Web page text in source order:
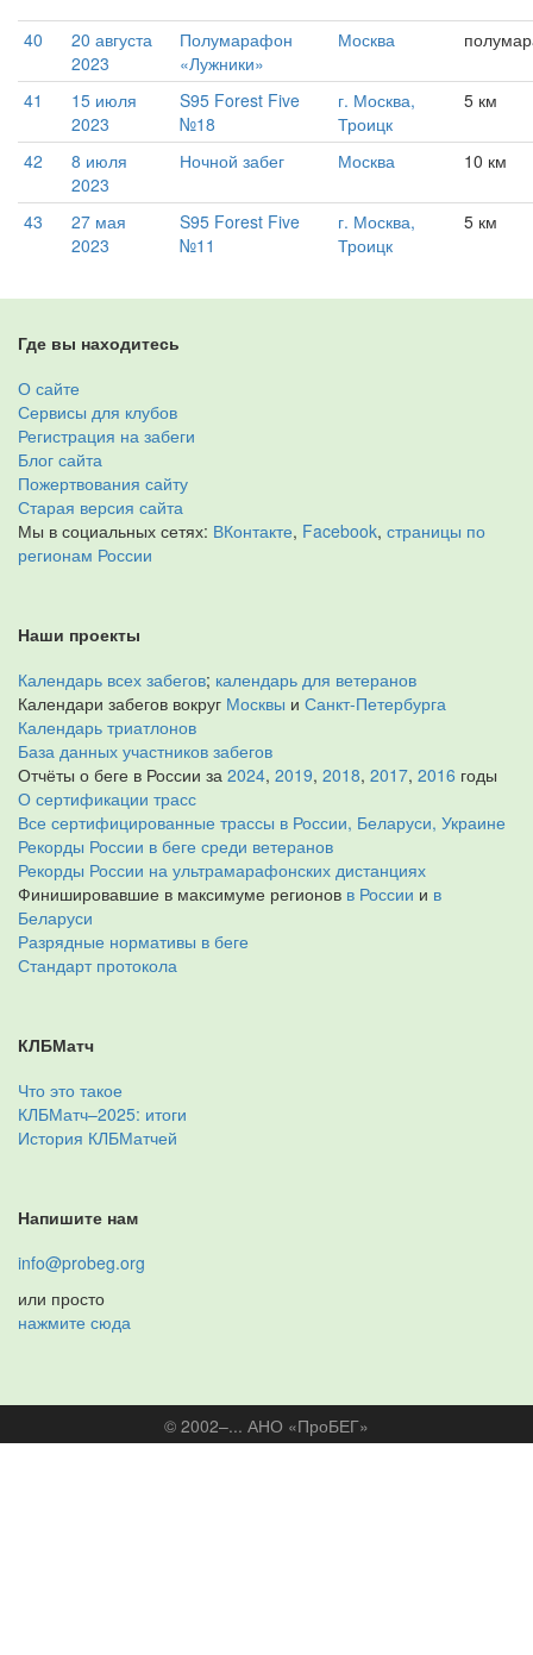
40
20 августа
2023
Полумарафон
«Лужники»
Москва
41
15 июля
2023
S95 Forest Five
№18
г. Москва,
Троицк
5 км
42
8 июля
2023
Ночной забег Москва 10 км
43
27 мая
2023
S95 Forest Five
№11
г. Москва,
Троицк
5 км
Где вы находитесь
О сайте
Сервисы для клубов
Регистрация на забеги
Блог сайта
Пожертвования сайту
Старая версия сайта
Мы в социальных сетях: ВКонтакте, Facebook, страницы по
регионам России
Наши проекты
Календарь всех забегов; календарь для ветеранов
Календари забегов вокруг Москвы и Санкт-Петербурга
Календарь триатлонов
База данных участников забегов
Отчёты о беге в России за 2024, 2019, 2018, 2017, 2016 годы
О сертификации трасс
Все сертифицированные трассы в России, Беларуси, Украине
Рекорды России в беге среди ветеранов
Рекорды России на ультрамарафонских дистанциях
Финишировавшие в максимуме регионов в России и в
Беларуси
Разрядные нормативы в беге
Стандарт протокола
КЛБМатч
Что это такое
КЛБМатч–2025: итоги
История КЛБМатчей
Напишите нам
info@probeg.org
или просто
нажмите сюда
© 2002–... АНО «ПроБЕГ»